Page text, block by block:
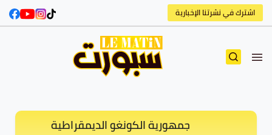
اشترك في نشرتنا الإخبارية
جمهورية الكونغو الديمقراطية